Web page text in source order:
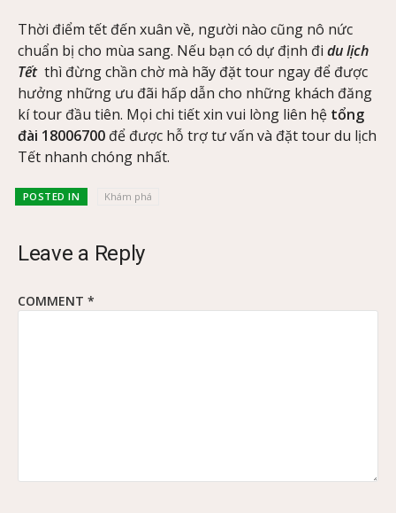
Thời điểm tết đến xuân về, người nào cũng nô nức
chuẩn bị cho mùa sang. Nếu bạn có dự định đi du lịch
Tết thì đừng chần chờ mà hãy đặt tour ngay để được
hưởng những ưu đãi hấp dẫn cho những khách đăng
kí tour đầu tiên. Mọi chi tiết xin vui lòng liên hệ tổng
đài 18006700 để được hỗ trợ tư vấn và đặt tour du lịch
Tết nhanh chóng nhất.
POSTED IN Khám phá
Leave a Reply
COMMENT *